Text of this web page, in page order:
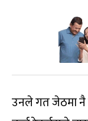
उनले गत जेठमा नै